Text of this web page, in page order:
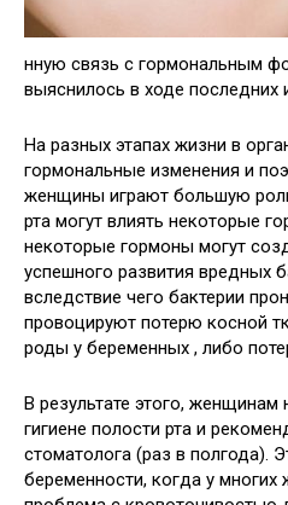
нную связь с гормональным
выяснилось в ходе последних
На разных этапах жизни в
гормональные изменения и
женщины играют большую
рта могут влиять некоторые
некоторые гормоны могут
успешного развития вредных
вследствие чего бактерии
провоцируют потерю косной
роды у беременных , либо
В результате этого, женщинам
гигиене полости рта и
стоматолога (раз в полгода).
беременности, когда у